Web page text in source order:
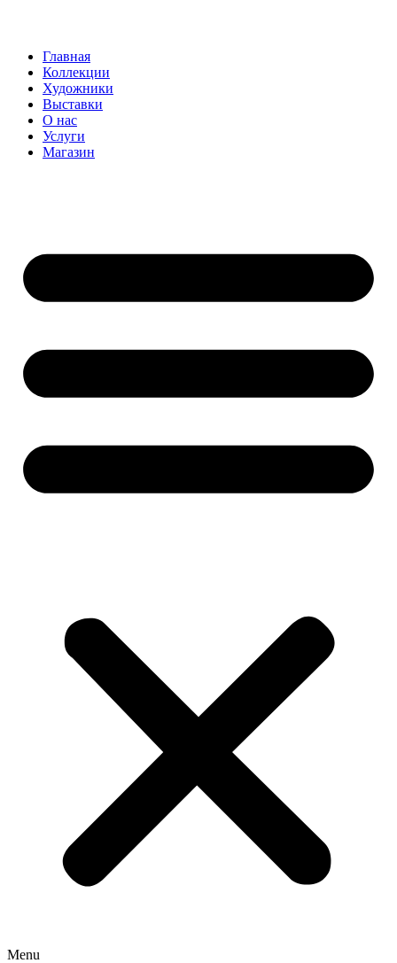
Главная
Коллекции
Художники
Выставки
О нас
Услуги
Магазин
Menu